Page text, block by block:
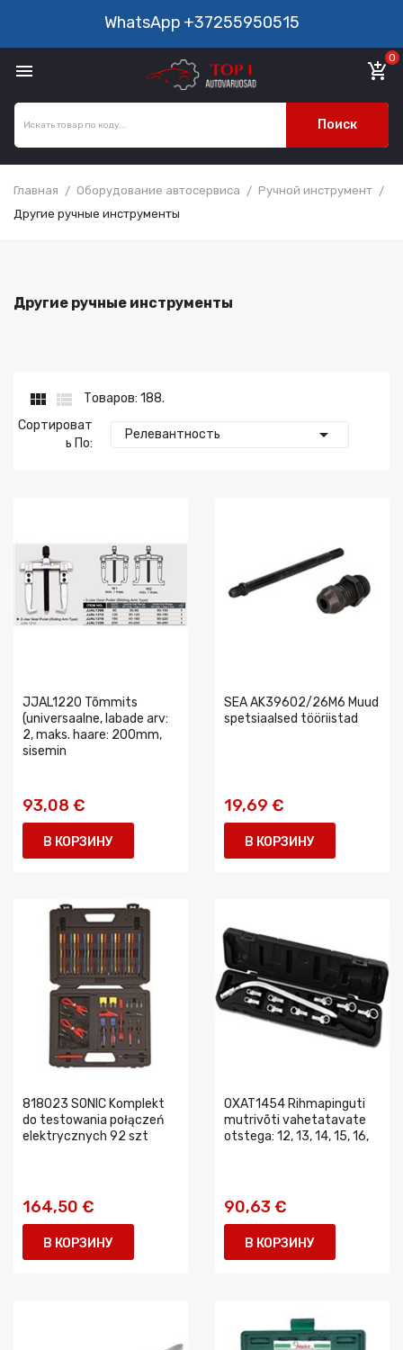
WhatsApp +37255950515
 add_shopping_cart
0
Поиск
Главная Оборудование автосервиса
Ручной инструмент
Другие ручные инструменты
Другие ручные инструменты
 
Товаров: 188.
Сортироват
Ь По:
Релевантность 
JJAL1220 Tõmmits
(universaalne, labade arv:
2, maks. haare: 200mm,
sisemin
93,08 €
В КОРЗИНУ
SEA AK39602/26M6 Muud
spetsiaalsed tööriistad
19,69 €
В КОРЗИНУ
818023 SONIC Komplekt
do testowania połączeń
elektrycznych 92 szt
164,50 €
В КОРЗИНУ
0XAT1454 Rihmapinguti
mutrivõti vahetatavate
otstega: 12, 13, 14, 15, 16,
90,63 €
В КОРЗИНУ